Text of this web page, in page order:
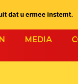
MEDIA
dat u ermee instemt.